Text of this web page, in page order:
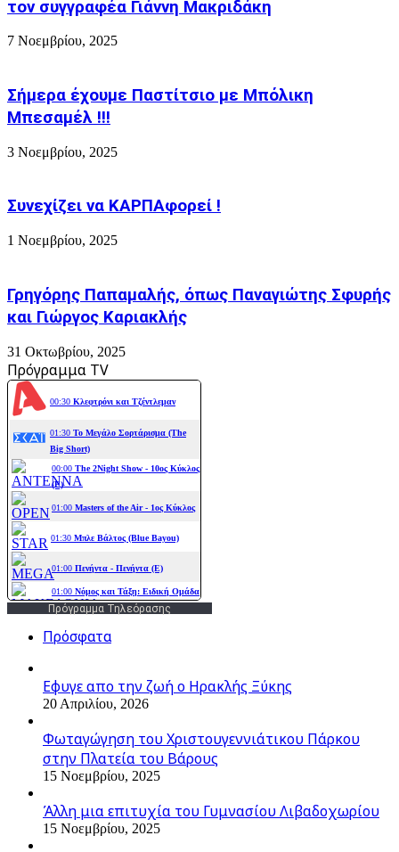
να
προωθηθεί!
Η
τον συγγραφέα Γιάννη Μακριδάκη
7 Νοεμβρίου, 2025
Σήμερα έχουμε Παστίτσιο με Μπόλικη
Μπεσαμέλ !!!
3 Νοεμβρίου, 2025
Συνεχίζει να ΚΑΡΠΑφορεί !
1 Νοεμβρίου, 2025
Γρηγόρης Παπαμαλής, όπως Παναγιώτης Σφυρής
και Γιώργος Καριακλής
31 Οκτωβρίου, 2025
Πρόγραμμα TV
Πρόγραμμα Τηλεόρασης
Πρόσφατα
Εφυγε απο την ζωή o Ηρακλής Ξύκης
20 Απριλίου, 2026
Φωταγώγηση του Χριστουγεννιάτικου Πάρκου
στην Πλατεία του Βάρους
15 Νοεμβρίου, 2025
Άλλη μια επιτυχία του Γυμνασίου Λιβαδοχωρίου
15 Νοεμβρίου, 2025